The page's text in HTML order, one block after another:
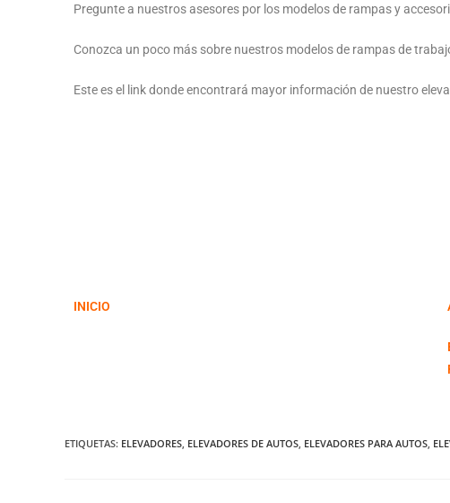
Pregunte a nuestros asesores por los modelos de rampas y
Conozca un poco más sobre nuestros modelos de rampas de
Este es el link donde encontrará mayor información de nuestro
INICIO
ETIQUETAS: ELEVADORES ELEVADORES DE AUTOS ELEVADORES PARA AUTOS